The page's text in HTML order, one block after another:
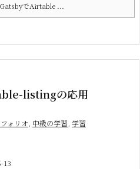
GatsbyでAirtable ...
listingの応用
ォリオ 中級の学習 学習
13